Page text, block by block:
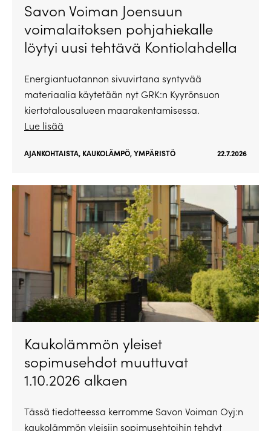
Savon Voiman Joensuun
voimalaitoksen pohjahiekalle
löytyi uusi tehtävä Kontiolahdella
Energiantuotannon sivuvirtana syntyvää
materiaalia käytetään nyt GRK:n Kyyrönsuon
kiertotalousalueen maarakentamisessa.
Lue lisää
AJANKOHTAISTA, KAUKOLÄMPÖ,YMPÄRISTÖ 22.7.2026
Kaukolämmön yleiset
sopimusehdot muuttuvat
1.10.2026 alkaen
Tässä tiedotteessa kerromme Savon Voiman Oyj:n
kaukolämmön yleisiin sopimusehtoihin tehdyt